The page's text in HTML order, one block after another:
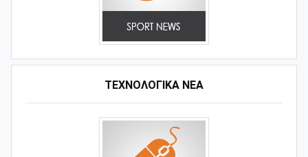
ΤΕΧΝΟΛΟΓΙΚΑ ΝΕΑ